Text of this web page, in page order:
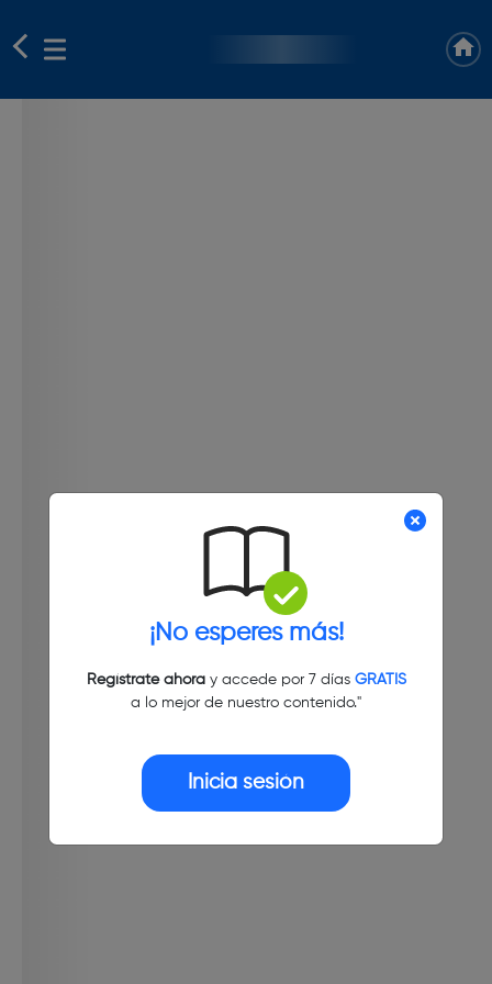
¡No esperes más!
Regístrate ahoray accede por 7 días GRATIS
a lo mejor de nuestro contenido."
Inicia sesión